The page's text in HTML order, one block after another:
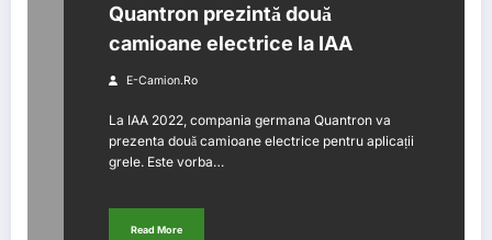
Quantron prezintă două
camioane electrice la IAA
E-Camion.ro
La IAA 2022, compania germana Quantron va
prezenta două camioane electrice pentru aplicații
grele. Este vorba…
Read More